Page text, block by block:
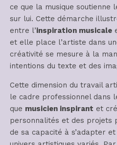
ce que la musique soutienne
sur lui. Cette démarche
entre l’inspiration musicale
et elle place l’artiste dans
créativité se mesure à la
intentions du texte et des
Cette dimension du travail
le cadre professionnel dans
que musicien inspirant et
personnalités et des projets
de sa capacité à s’adapter